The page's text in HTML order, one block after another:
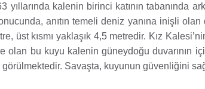
kalenin birinci katının tabanında
anıtın temeli deniz yanına inişli olan
üst kısmı yaklaşık 4,5 metredir. Kız
olan bu kuyu kalenin güneydoğu duvarının
görülmektedir. Savaşta, kuyunun güvenliğini